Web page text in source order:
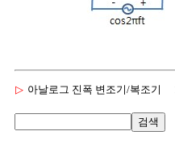
▷ 아날로그 진폭 변조기/복조기
검색